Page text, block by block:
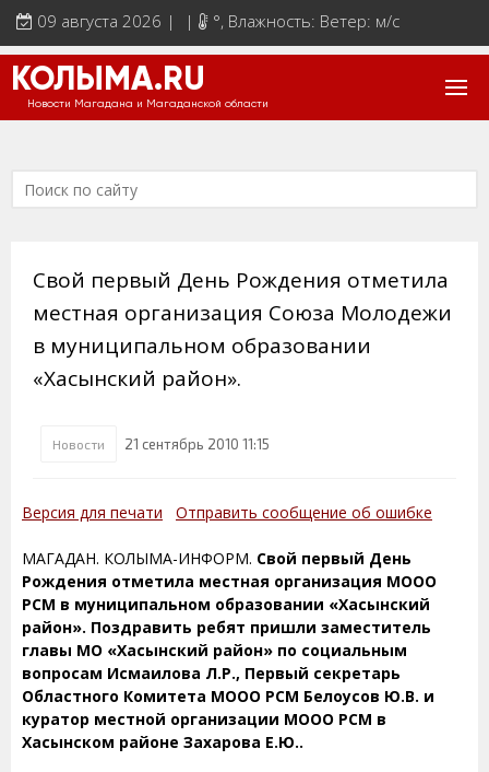
09 августа 2026 | | °, Влажность: Ветер: м/с
КОЛЫМА.RU
Новости Магадана и Магаданской области
Свой первый День Рождения отметила
местная организация Союза Молодежи
в муниципальном образовании
«Хасынский район».
Новости 21 сентябрь 2010 11:15
Версия для печати Отправить сообщение об ошибке
МАГАДАН. КОЛЫМА-ИНФОРМ. Свой первый День
Рождения отметила местная организация МООО
РСМ в муниципальном образовании «Хасынский
район». Поздравить ребят пришли заместитель
главы МО «Хасынский район» по социальным
вопросам Исмаилова Л.Р., Первый секретарь
Областного Комитета МООО РСМ Белоусов Ю.В. и
куратор местной организации МООО РСМ в
Хасынском районе Захарова Е.Ю..